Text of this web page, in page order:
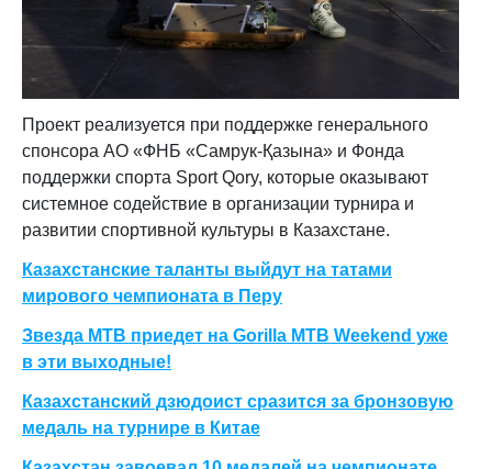
Проект реализуется при поддержке генерального
спонсора АО «ФНБ «Самрук-Қазына» и Фонда
поддержки спорта Sport Qory, которые оказывают
системное содействие в организации турнира и
развитии спортивной культуры в Казахстане.
Казахстанские таланты выйдут на татами
мирового чемпионата в Перу
Звезда MTB приедет на Gorilla MTB Weekend уже
в эти выходные!
Казахстанский дзюдоист сразится за бронзовую
медаль на турнире в Китае